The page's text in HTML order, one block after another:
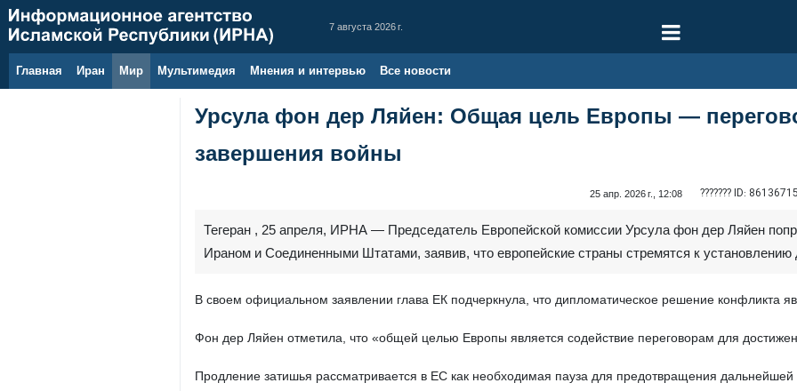
7 августа 2026 г.
Главная Иран Мир Мультимедия Мнения и интервью Все новости
Урсула фон дер Ляйен: Общая цель Европы —
завершения войны
25 апр. 2026 г., 12:08 ??????? ID:
Тегеран , 25 апреля, ИРНА — Председатель Европейской комиссии Урсула фон дер Ляйен
Ираном и Соединенными Штатами, заявив, что европейские страны стремятся к установлению
В своем официальном заявлении глава ЕК подчеркнула, что дипломатическое решение конфликта
Фон дер Ляйен отметила, что «общей целью Европы является содействие переговорам для
Продление затишья рассматривается в ЕС как необходимая пауза для предотвращения